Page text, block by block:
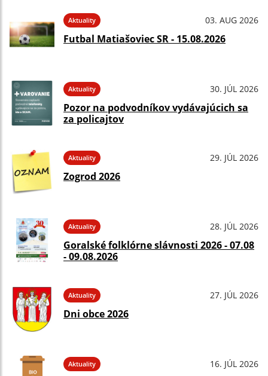
Aktuality 03. AUG 2026
Futbal Matiašoviec SR - 15.08.2026
Aktuality 30. JÚL 2026
Pozor na podvodníkov vydávajúcich sa
za policajtov
Aktuality 29. JÚL 2026
Zogrod 2026
Aktuality 28. JÚL 2026
Goralské folklórne slávnosti 2026 - 07.08
- 09.08.2026
Aktuality 27. JÚL 2026
Dni obce 2026
Aktuality 16. JÚL 2026